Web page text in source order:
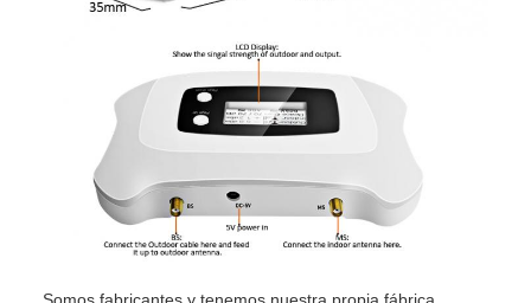
Somos fabricantes y tenemos nuestra propia fábrica.